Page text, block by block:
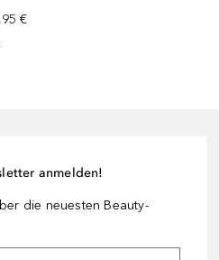
€
anmelden!
die neuesten Beauty-